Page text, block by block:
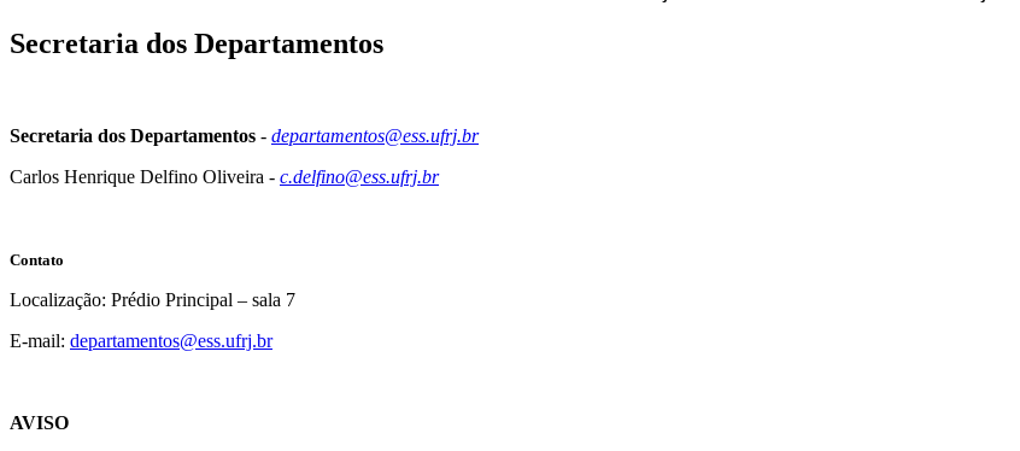
Secretaria dos Departamentos
Secretaria dos Departamentos - departamentos@ess.ufrj.br
Carlos Henrique Delfino Oliveira - c.delfino@ess.ufrj.br
Contato
Localização: Prédio Principal – sala 7
E-mail: departamentos@ess.ufrj.br
AVISO